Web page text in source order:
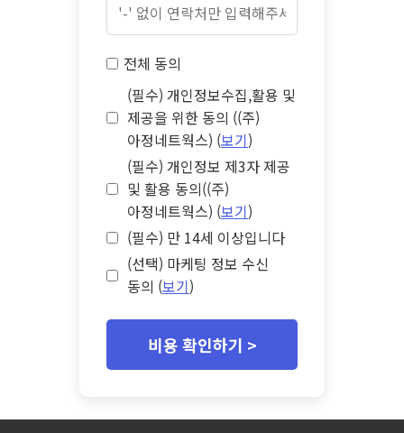
전체 동의
(필수) 개인정보수집,활용 및
제공을 위한 동의 ((주)
아정네트웍스) (보기)
(필수) 개인정보 제3자 제공
및 활용 동의((주)
아정네트웍스) (보기)
(필수) 만 14세 이상입니다
(선택) 마케팅 정보 수신
동의 (보기)
비용 확인하기 >